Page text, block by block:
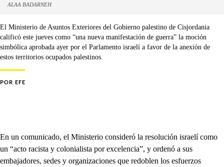
ALAA BADARNEH
El Ministerio de Asuntos Exteriores del Gobierno palestino de Cisjordania
calificó este jueves como “una nueva manifestación de guerra” la moción
simbólica aprobada ayer por el Parlamento israelí a favor de la anexión de
estos territorios ocupados palestinos.
POR EFE
En un comunicado, el Ministerio consideró la resolución israelí como
un “acto racista y colonialista por excelencia”, y ordenó a sus
embajadores, sedes y organizaciones que redoblen los esfuerzos